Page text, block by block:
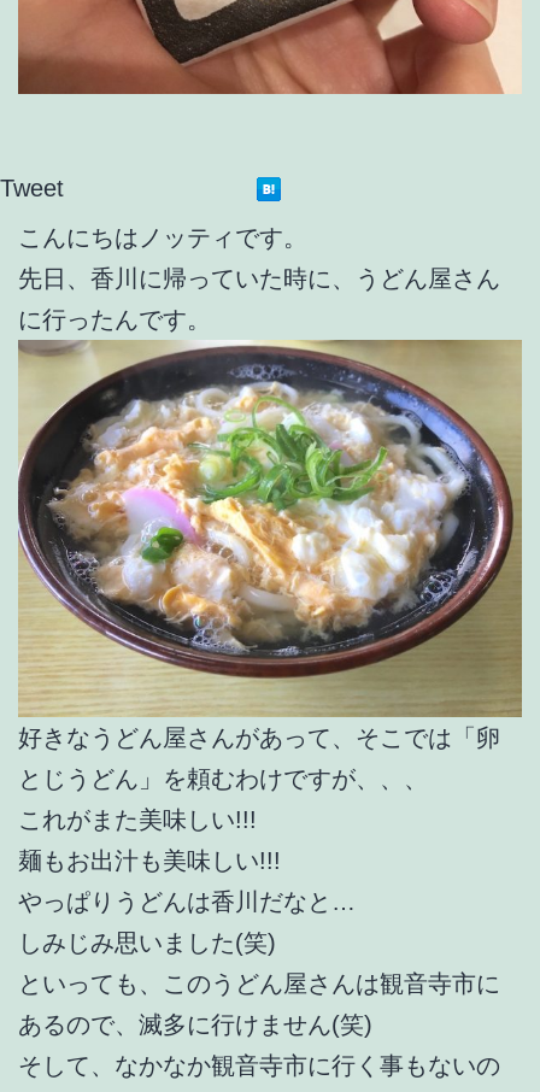
Tweet
こんにちはノッティです。
先日、香川に帰っていた時に、うどん屋さん
に行ったんです。
好きなうどん屋さんがあって、そこでは「卵
とじうどん」を頼むわけですが、、、
これがまた美味しい!!!
麺もお出汁も美味しい!!!
やっぱりうどんは香川だなと…
しみじみ思いました(笑)
といっても、このうどん屋さんは観音寺市に
あるので、滅多に行けません(笑)
そして、なかなか観音寺市に行く事もないの